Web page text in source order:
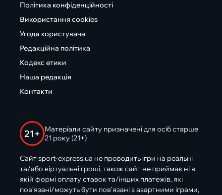
Політика конфіденційності
Використання cookies
Угода користувача
Редакційна політика
Кодекс етики
Наша редакція
Контакти
21+
Матеріали сайту призначені для осіб старше
21 року (21+)
Сайт sport-express.ua не проводить ігри на реальні
та/або віртуальні гроші, також сайт не приймає ні в
якій формі оплату ставок та/інших платежів, які
пов’язані/можуть бути пов’язані з азартними іграми,